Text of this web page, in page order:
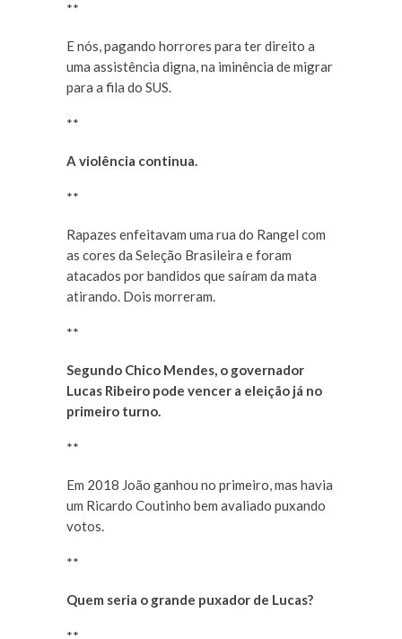
**
E nós, pagando horrores para ter direito a
uma assistência digna, na iminência de migrar
para a fila do SUS.
**
A violência continua.
**
Rapazes enfeitavam uma rua do Rangel com
as cores da Seleção Brasileira e foram
atacados por bandidos que saíram da mata
atirando. Dois morreram.
**
Segundo Chico Mendes, o governador
Lucas Ribeiro pode vencer a eleição já no
primeiro turno.
**
Em 2018 João ganhou no primeiro, mas havia
um Ricardo Coutinho bem avaliado puxando
votos.
**
Quem seria o grande puxador de Lucas?